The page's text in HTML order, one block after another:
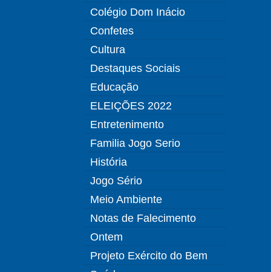
Colégio Dom Inácio
Confetes
Cultura
Destaques Sociais
Educação
ELEIÇÕES 2022
Entretenimento
Familia Jogo Serio
História
Jogo Sério
Meio Ambiente
Notas de Falecimento
Ontem
Projeto Exército do Bem